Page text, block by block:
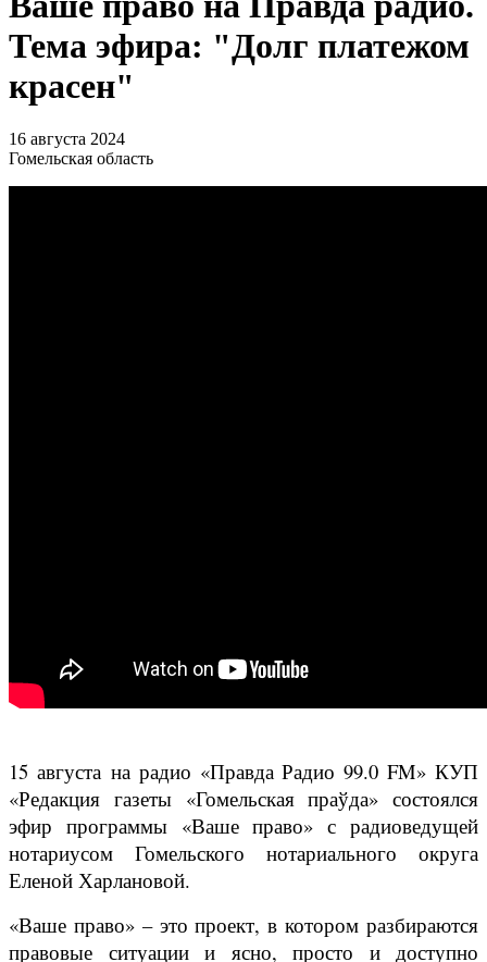
Тема эфира: "Долг платежом
красен"
16 августа 2024
Гомельская область
15 августа на радио «Правда Радио 99.0 FM» КУП
«Редакция газеты «Гомельская праўда» состоялся
эфир программы «Ваше право» с радиоведущей
нотариусом Гомельского нотариального округа
Еленой Харлановой.
«Ваше право» – это проект, в котором разбираются
правовые ситуации и ясно, просто и доступно